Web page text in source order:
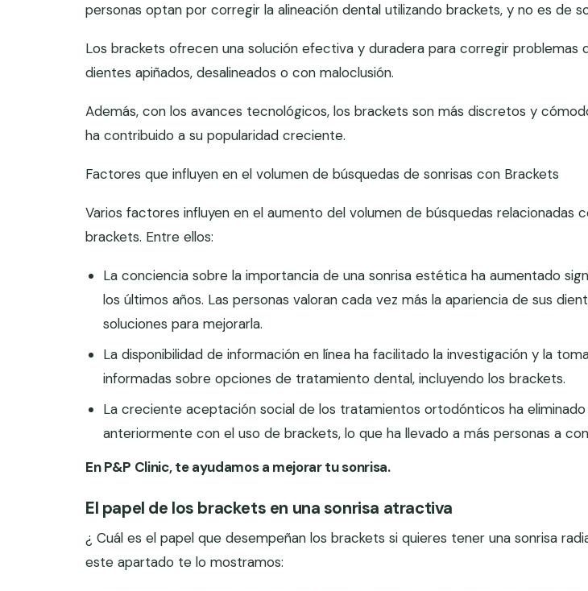
personas optan por corregir la alineación dental utilizando brackets, y no es de
Los brackets ofrecen una solución efectiva y duradera para corregir problemas
dientes apiñados, desalineados o con maloclusión.
Además, con los avances tecnológicos, los brackets son más discretos y
ha contribuido a su popularidad creciente.
Factores que influyen en el volumen de búsquedas de sonrisas con Brackets
Varios factores influyen en el aumento del volumen de búsquedas relacionadas
brackets. Entre ellos:
La conciencia sobre la importancia de una sonrisa estética ha aumentado
los últimos años. Las personas valoran cada vez más la apariencia de sus
soluciones para mejorarla.
La disponibilidad de información en línea ha facilitado la investigación y la
informadas sobre opciones de tratamiento dental, incluyendo los brackets.
La creciente aceptación social de los tratamientos ortodónticos ha
anteriormente con el uso de brackets, lo que ha llevado a más personas a
En P&P Clinic, te ayudamos a mejorar tu sonrisa.
El papel de los brackets en una sonrisa atractiva
¿ Cuál es el papel que desempeñan los brackets si quieres tener una sonrisa
este apartado te lo mostramos: